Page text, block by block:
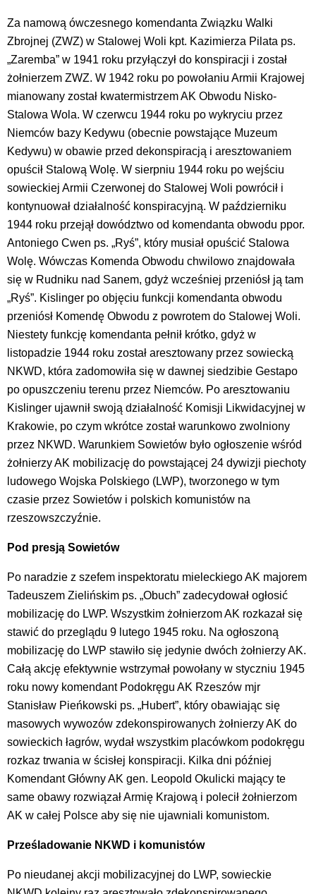
Za namową ówczesnego komendanta Związku Walki
Zbrojnej (ZWZ) w Stalowej Woli kpt. Kazimierza Pilata ps.
„Zaremba” w 1941 roku przyłączył do konspiracji i został
żołnierzem ZWZ. W 1942 roku po powołaniu Armii Krajowej
mianowany został kwatermistrzem AK Obwodu Nisko-
Stalowa Wola. W czerwcu 1944 roku po wykryciu przez
Niemców bazy Kedywu (obecnie powstające Muzeum
Kedywu) w obawie przed dekonspiracją i aresztowaniem
opuścił Stalową Wolę. W sierpniu 1944 roku po wejściu
sowieckiej Armii Czerwonej do Stalowej Woli powrócił i
kontynuował działalność konspiracyjną. W październiku
1944 roku przejął dowództwo od komendanta obwodu ppor.
Antoniego Cwen ps. „Ryś”, który musiał opuścić Stalowa
Wolę. Wówczas Komenda Obwodu chwilowo znajdowała
się w Rudniku nad Sanem, gdyż wcześniej przeniósł ją tam
„Ryś”. Kislinger po objęciu funkcji komendanta obwodu
przeniósł Komendę Obwodu z powrotem do Stalowej Woli.
Niestety funkcję komendanta pełnił krótko, gdyż w
listopadzie 1944 roku został aresztowany przez sowiecką
NKWD, która zadomowiła się w dawnej siedzibie Gestapo
po opuszczeniu terenu przez Niemców. Po aresztowaniu
Kislinger ujawnił swoją działalność Komisji Likwidacyjnej w
Krakowie, po czym wkrótce został warunkowo zwolniony
przez NKWD. Warunkiem Sowietów było ogłoszenie wśród
żołnierzy AK mobilizację do powstającej 24 dywizji piechoty
ludowego Wojska Polskiego (LWP), tworzonego w tym
czasie przez Sowietów i polskich komunistów na
rzeszowszczyźnie.
Pod presją Sowietów
Po naradzie z szefem inspektoratu mieleckiego AK majorem
Tadeuszem Zielińskim ps. „Obuch” zadecydował ogłosić
mobilizację do LWP. Wszystkim żołnierzom AK rozkazał się
stawić do przeglądu 9 lutego 1945 roku. Na ogłoszoną
mobilizację do LWP stawiło się jedynie dwóch żołnierzy AK.
Całą akcję efektywnie wstrzymał powołany w styczniu 1945
roku nowy komendant Podokręgu AK Rzeszów mjr
Stanisław Pieńkowski ps. „Hubert”, który obawiając się
masowych wywozów zdekonspirowanych żołnierzy AK do
sowieckich łagrów, wydał wszystkim placówkom podokręgu
rozkaz trwania w ścisłej konspiracji. Kilka dni później
Komendant Główny AK gen. Leopold Okulicki mający te
same obawy rozwiązał Armię Krajową i polecił żołnierzom
AK w całej Polsce aby się nie ujawniali komunistom.
Prześladowanie NKWD i komunistów
Po nieudanej akcji mobilizacyjnej do LWP, sowieckie